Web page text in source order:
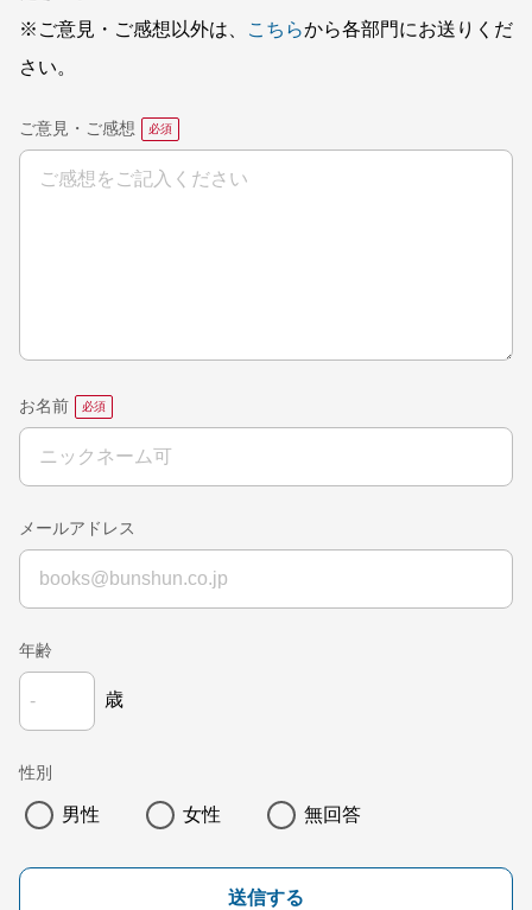
※ご意見・ご感想以外は、
こちらから各部門にお送りくだ
さい。
ご意見・ご感想
お名前
メールアドレス
年齢
歳
性別
男性 女性 無回答
送信する